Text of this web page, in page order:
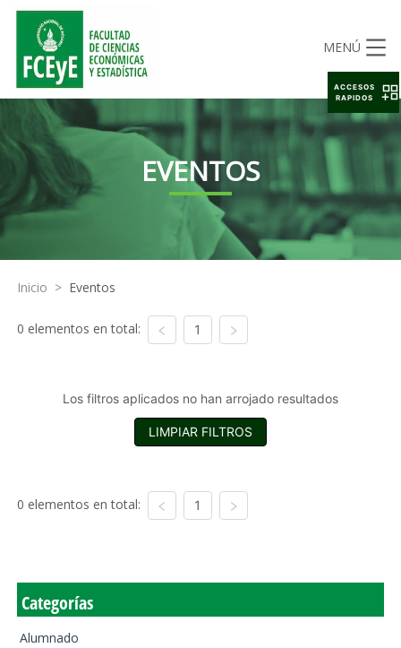
MENÚ
EVENTOS
Inicio > Eventos
0 elementos en total: 1
Los filtros aplicados no han arrojado resultados
LIMPIAR FILTROS
0 elementos en total: 1
Categorías
Alumnado
ACCESOS
RAPIDOS